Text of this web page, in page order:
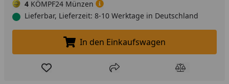
4 KÖMPF24 Münzen
Lieferbar, Lieferzeit: 8-10 Werktage in Deutschland
In den Einkaufswagen legen
In den Einkaufswagen
Produkt zur Wunschliste hinzufügen
Teilen Produkt